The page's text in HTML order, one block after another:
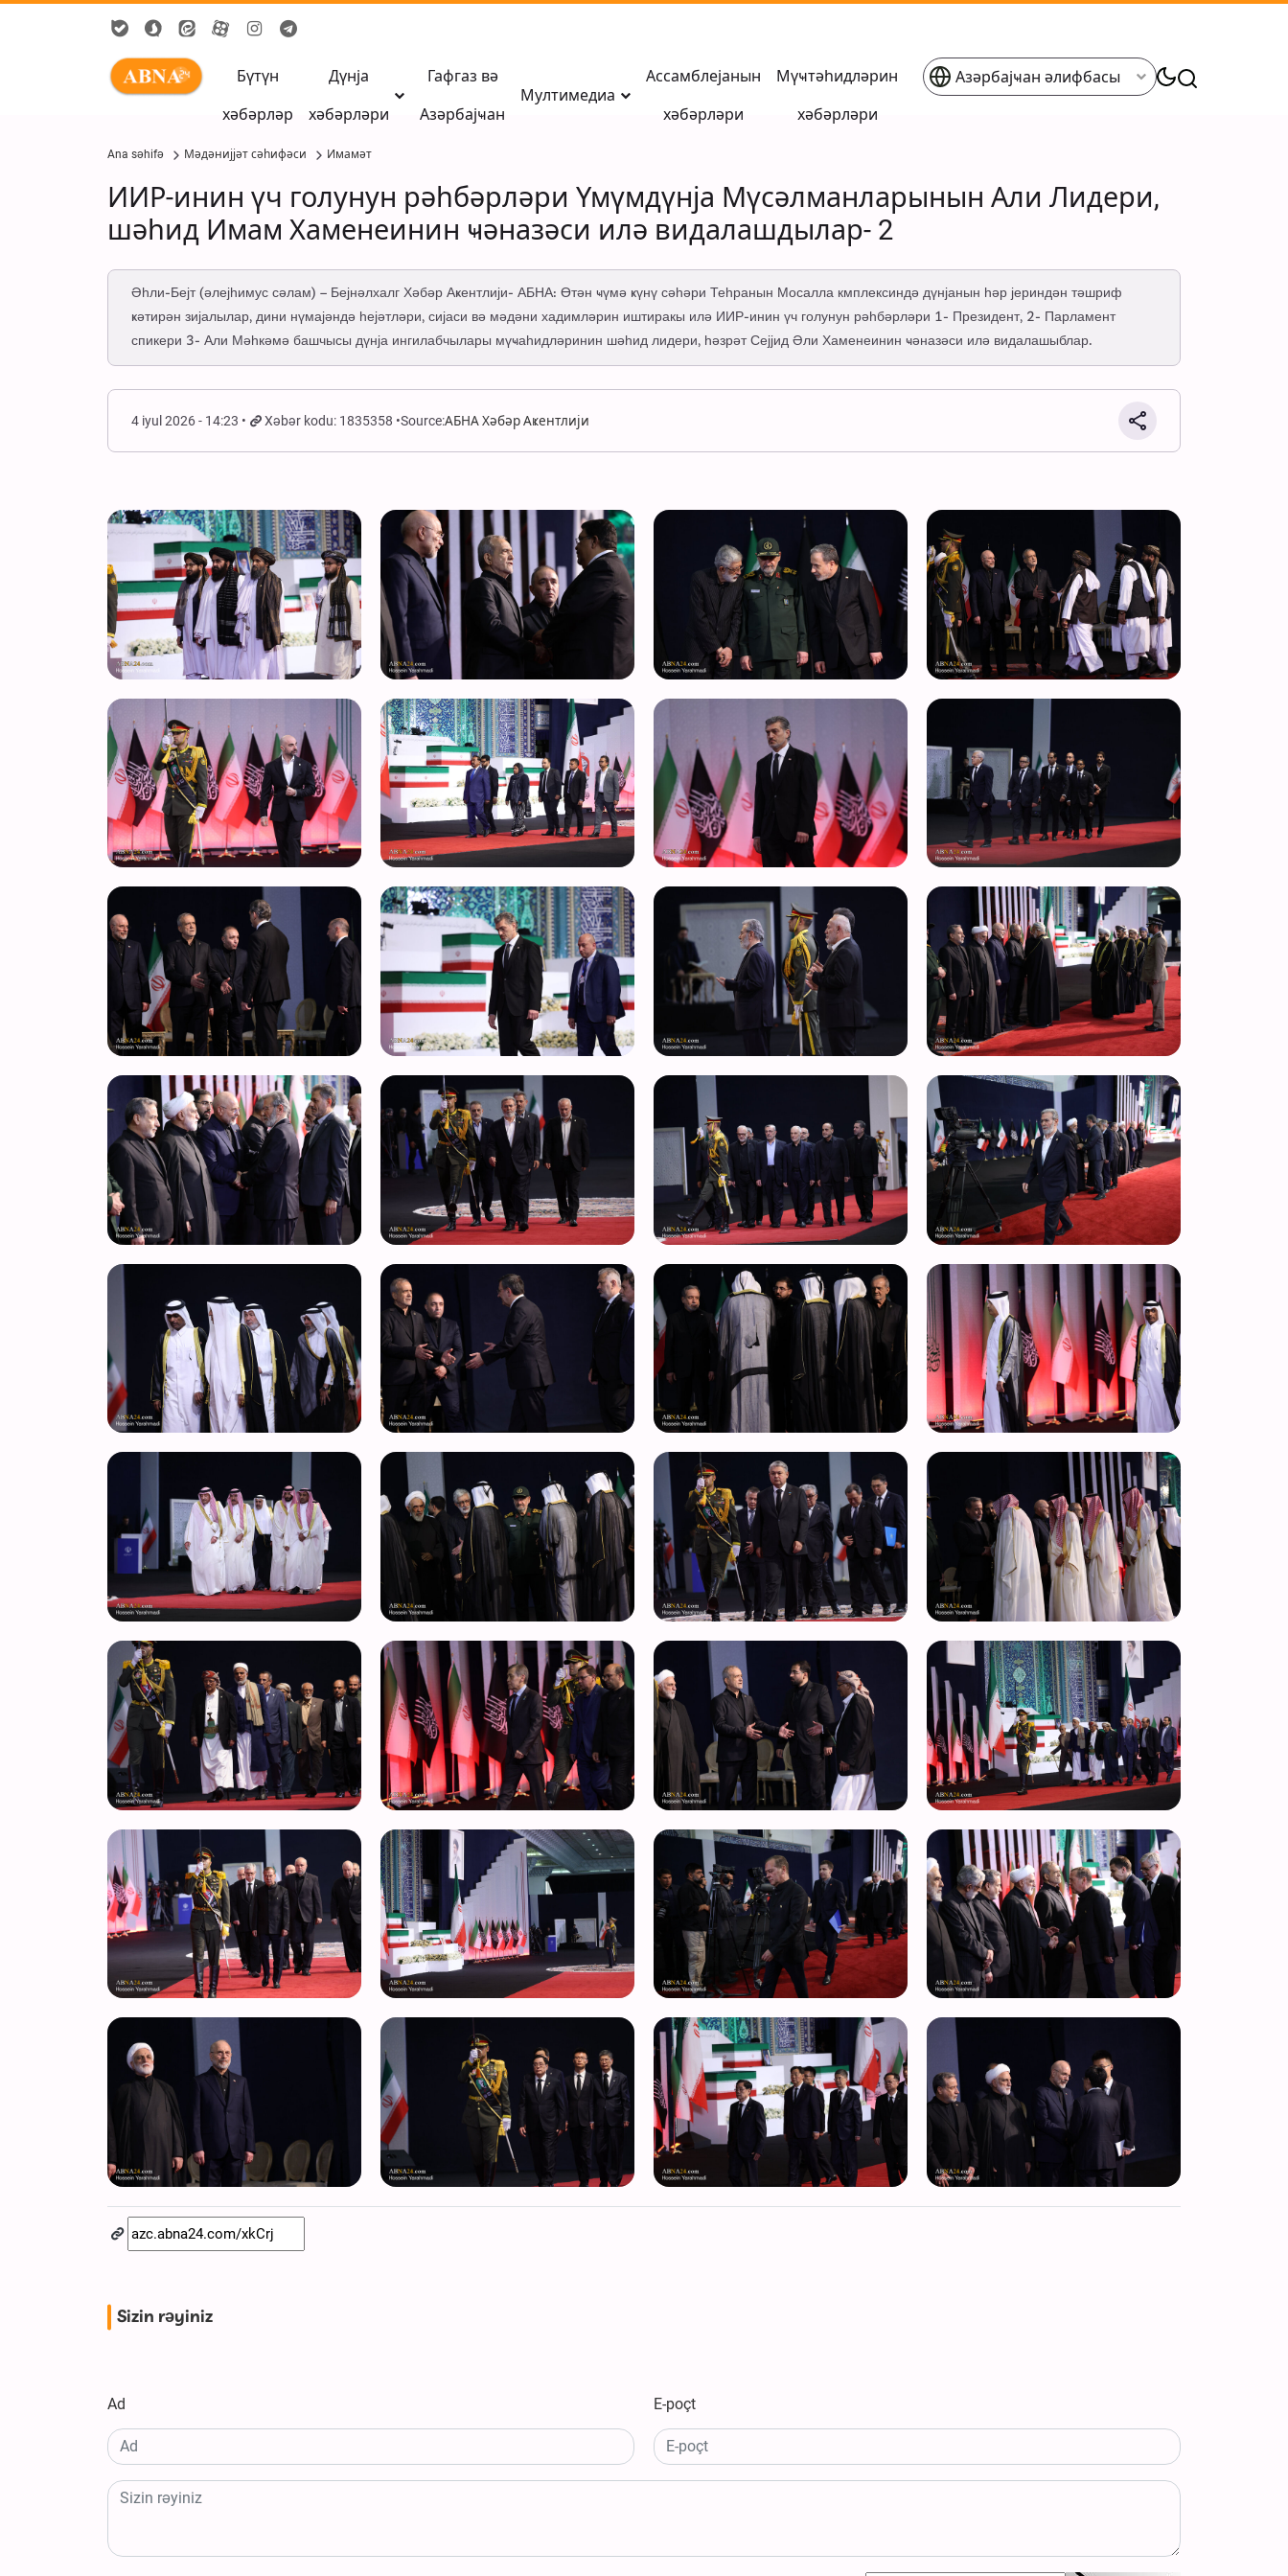
Бүтүн
хәбәрләр
Дүнја
хәбәрләри
Гафгаз вә
Азәрбајҹан
Мултимедиа
Ассамблејанын
хәбәрләри
Мүҹтәһидләрин
хәбәрләри
Азәрбајҹан әлифбасы
Ana səhifə Мәдәнијјәт сәһифәси Имамәт
ИИР-инин үч голунун рәһбәрләри Үмүмдүнја Мүсәлманларынын Али Лидери,
шәһид Имам Хаменеинин ҹәназәси илә видалашдылар- 2
Әһли-Бејт (әлејһимус сәлам) – Бејнәлхалг Хәбәр Аҝентлији- АБНА: Өтән ҹүмә ҝүнү сәһәри Теһранын Мосалла кмплексиндә дүнјанын һәр јериндән тәшриф
ҝәтирән зијалылар, дини нүмајәндә һејәтләри, сијаси вә мәдәни хадимләрин иштиракы илә ИИР-инин үч голунун рәһбәрләри 1- Президент, 2- Парламент
спикери 3- Али Мәһкәмә башчысы дүнја ингилабчылары мүҹаһидләринин шәһид лидери, һәзрәт Сејјид Әли Хаменеинин ҹәназәси илә видалашыблар.
4 iyul 2026 - 14:23 Xəbər kodu: 1835358 Source:АБНА Хәбәр Аҝентлији
Sizin rəyiniz
Ad E-poçt